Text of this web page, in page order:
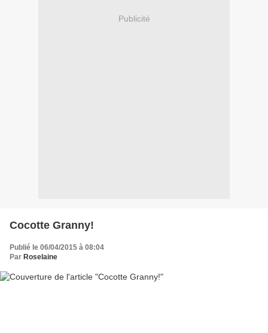
Publicité
Cocotte Granny!
Publié le 06/04/2015 à 08:04
Par Roselaine